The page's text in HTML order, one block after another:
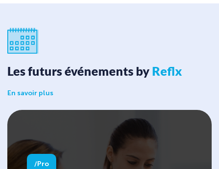
Les futurs événements by Reflx
En savoir plus
Pro